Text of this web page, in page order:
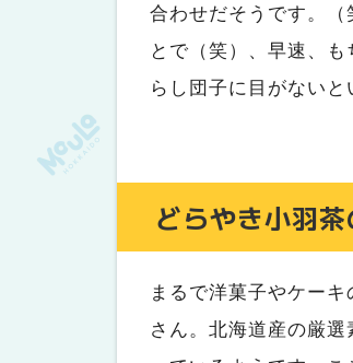
合わせだそうです。
とで（笑）、早速、
らし団子に目がないと
どらやき小羽
まるで洋菓子やケー
さん。北海道産の厳